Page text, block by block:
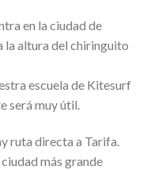
en la ciudad de
la altura del chiringuito
escuela de Kitesurf
será muy útil.
ruta directa a Tarifa.
más grande